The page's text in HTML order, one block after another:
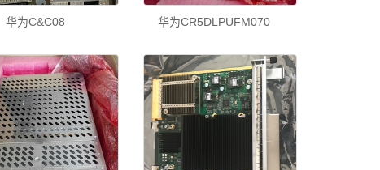
华为C&C08 华为CR5DLPUFM070